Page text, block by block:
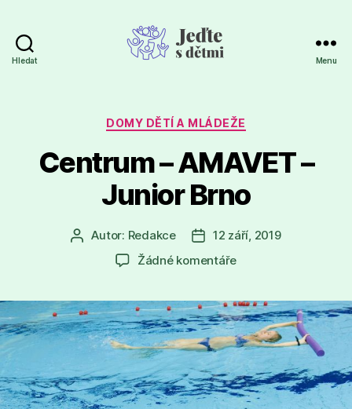
Hledat Menu
Rubriky
DOMY DĚTÍ A MLÁDEŽE
Centrum – AMAVET –
Junior Brno
Autor
příspěvku
Autor: Redakce
Datum
příspěvku
12 září, 2019
Žádné komentářeu
názvem
Centrum
–
AMAVET
–
Junior